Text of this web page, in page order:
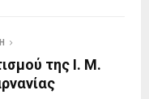
της Ι. Μ.